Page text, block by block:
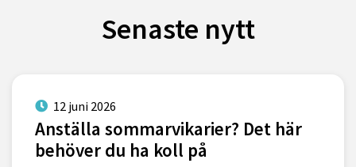
Senaste nytt
12 juni 2026
Anställa sommarvikarier? Det här
behöver du ha koll på